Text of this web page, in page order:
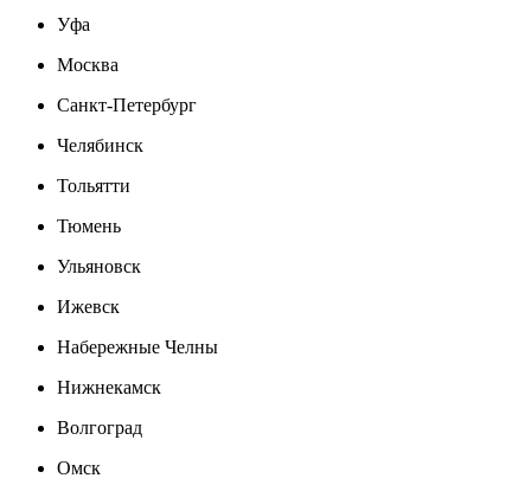
Уфа
Москва
Санкт-Петербург
Челябинск
Тольятти
Тюмень
Ульяновск
Ижевск
Набережные Челны
Нижнекамск
Волгоград
Омск